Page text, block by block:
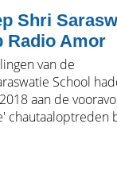
Shri
Radio Amor
van de
School
aan de
chautaaloptreden